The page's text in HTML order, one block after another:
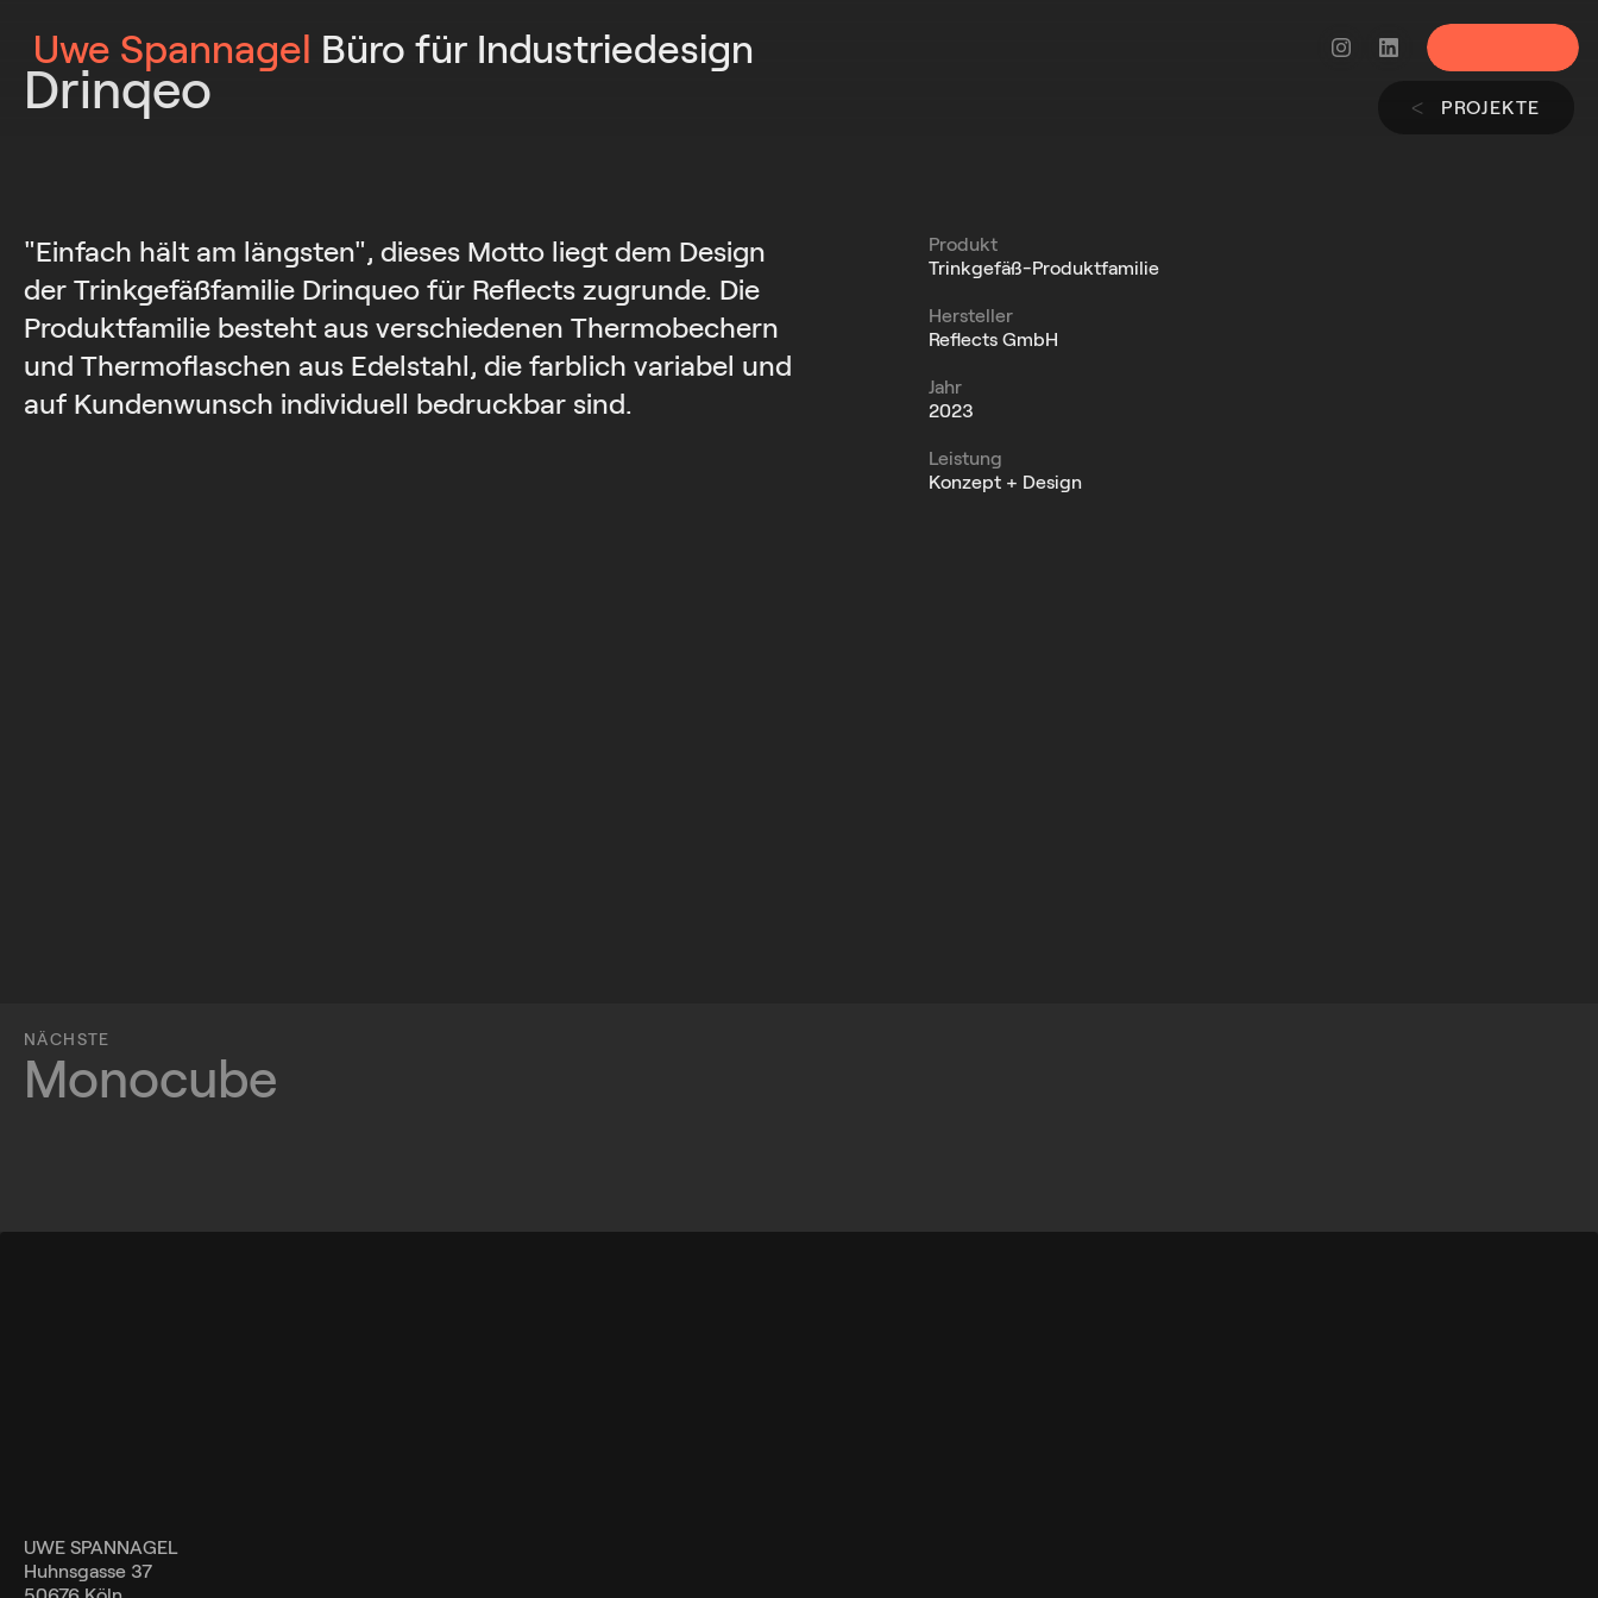
Uwe Spannagel Büro für Industriedesign
ᐸ PROJEKTE
Drinqeo
"Einfach hält am längsten", dieses Motto liegt dem Design
der Trinkgefäßfamilie Drinqueo für Reflects zugrunde. Die
Produktfamilie besteht aus verschiedenen Thermobechern
und Thermoflaschen aus Edelstahl, die farblich variabel und
auf Kundenwunsch individuell bedruckbar sind.
Produkt
Trinkgefäß-Produktfamilie
Hersteller
Reflects GmbH
Jahr
2023
Leistung
Konzept + Design
NÄCHSTE
Monocube
UWE SPANNAGEL
Huhnsgasse 37